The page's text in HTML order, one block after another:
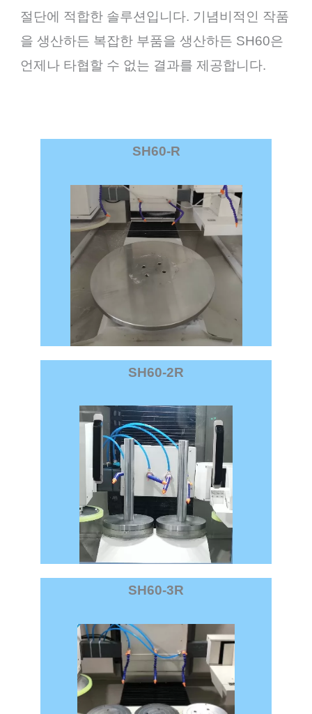
절단에 적합한 솔루션입니다. 기념비적인 작품
을 생산하든 복잡한 부품을 생산하든 SH60은
언제나 타협할 수 없는 결과를 제공합니다.
SH60-R
SH60-2R
SH60-3R